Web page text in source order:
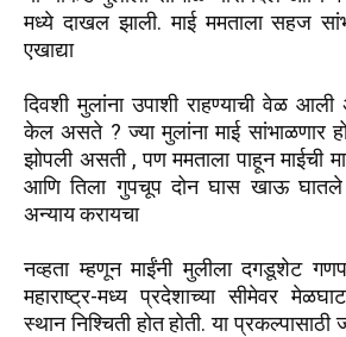
मध्ये दाखल झाली. माई ममताला सहज
एखाद्या
दिवशी मुलांना उपाशी राहण्याची वेळ
केल असते ? ज्या मुलांना माई सांभाळणार
झोपली असती , पण ममताला पाहून माईची
आणि तिला गुपचूप दोन घास खाऊ
अन्याय करायचा
नव्हता म्हणून माईंनी मुलीला दगडूशेट
महाराष्ट्र-मध्य प्रदेशाच्या सीमेवर
स्थान निश्चिती होत होती. या